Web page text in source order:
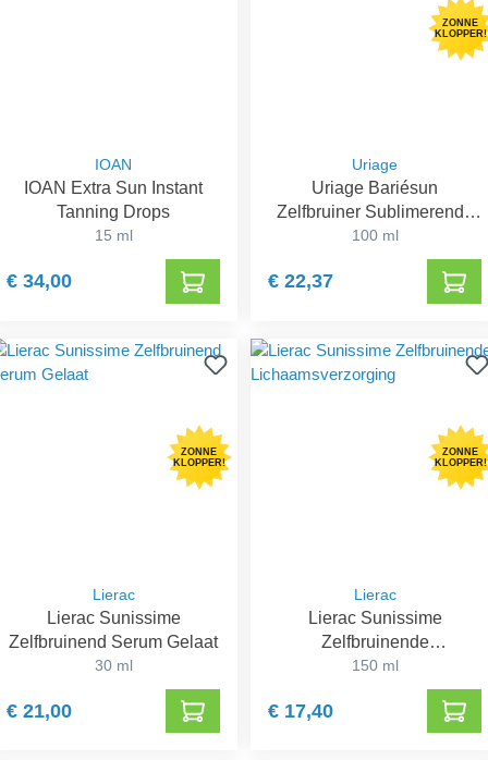
IOAN
IOAN Extra Sun Instant
Tanning Drops
15 ml
€ 34,00
ZONNE
KLOPPER!
Uriage
Uriage Bariésun
Zelfbruiner Sublimerende
Mist
100 ml
€ 22,37
ZONNE
KLOPPER!
Lierac
Lierac Sunissime
Zelfbruinend Serum Gelaat
30 ml
€ 21,00
ZONNE
KLOPPER!
Lierac
Lierac Sunissime
Zelfbruinende
Lichaamsverzorging
150 ml
€ 17,40